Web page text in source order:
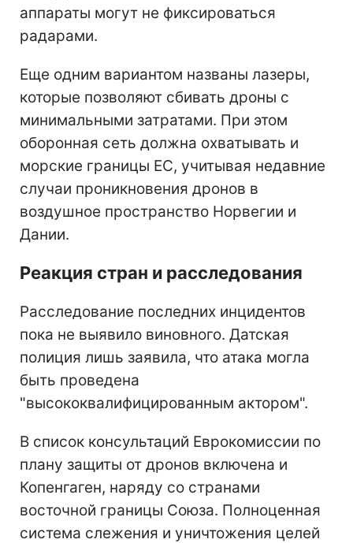
аппараты могут не фиксироваться
радарами.
Еще одним вариантом названы лазеры,
которые позволяют сбивать дроны с
минимальными затратами. При этом
оборонная сеть должна охватывать и
морские границы ЕС, учитывая недавние
случаи проникновения дронов в
воздушное пространство Норвегии и
Дании.
Реакция стран и расследования
Расследование последних инцидентов
пока не выявило виновного. Датская
полиция лишь заявила, что атака могла
быть проведена
"высококвалифицированным актором".
В список консультаций Еврокомиссии по
плану защиты от дронов включена и
Копенгаген, наряду со странами
восточной границы Союза. Полноценная
система слежения и уничтожения целей